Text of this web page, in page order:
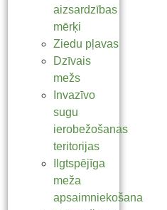
aizsardzības
mērķi
Ziedu pļavas
Dzīvais
mežs
Invazīvo
sugu
ierobežošanas
teritorijas
Ilgtspējīga
meža
apsaimniekošana